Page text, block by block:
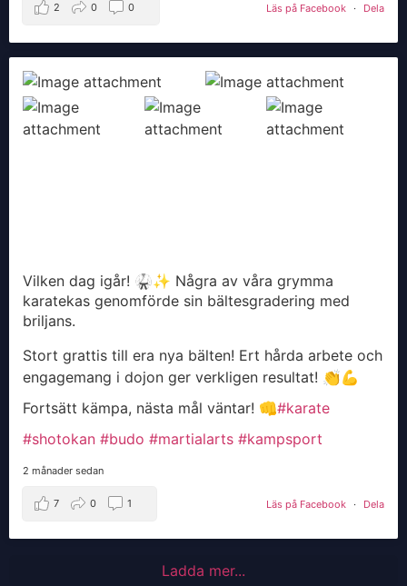
Läs på Facebook · Dela
2 0 0
Vilken dag igår! 🥋✨ Några av våra grymma
karatekas genomförde sin bältesgradering med
briljans.
Stort grattis till era nya bälten! Ert hårda arbete och
engagemang i dojon ger verkligen resultat! 👏💪
Fortsätt kämpa, nästa mål väntar! 👊#karate
#shotokan #budo #martialarts #kampsport
2 månader sedan
Läs på Facebook · Dela
7 0 1
Ladda mer...